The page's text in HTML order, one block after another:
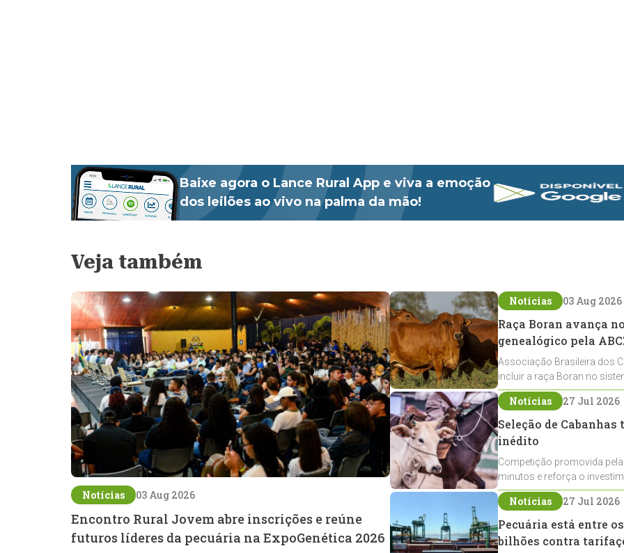
Baixe agora o Lance Rural App e viva a emoção
dos leilões ao vivo na palma da mão!
Veja também
Notícias 03 Aug 2026
Encontro Rural Jovem abre inscrições e reúne
futuros líderes da pecuária na ExpoGenética 2026
Notícias 03 Aug 2026
Raça Boran avança
genealógico pela
Associação Brasileira dos
incluir a raça Boran no
expansão na pecuária
Notícias 27 Jul 2026
Seleção de
inédito
Competição promovida
minutos e reforça o
Crioulos voltados ao laço
Notícias 27 Jul 2026
Pecuária está entre
bilhões contra